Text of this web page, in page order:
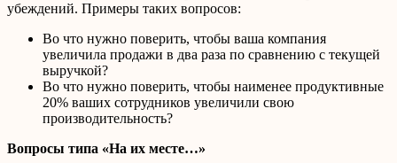
убеждений. Примеры таких вопросов:
Во что нужно поверить, чтобы ваша компания
увеличила продажи в два раза по сравнению с текущей
выручкой?
Во что нужно поверить, чтобы наименее продуктивные
20% ваших сотрудников увеличили свою
производительность?
Вопросы типа «На их месте…»